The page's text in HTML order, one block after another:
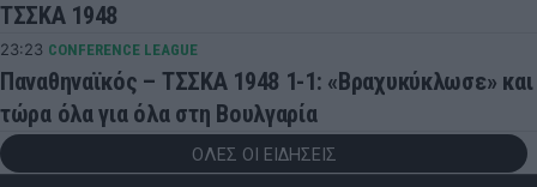
ΤΣΣΚΑ 1948
23:23 CONFERENCE LEAGUE
Παναθηναϊκός – ΤΣΣΚΑ 1948 1-1: «Βραχυκύκλωσε» και
τώρα όλα για όλα στη Βουλγαρία
ΟΛΕΣ ΟΙ ΕΙΔΗΣΕΙΣ